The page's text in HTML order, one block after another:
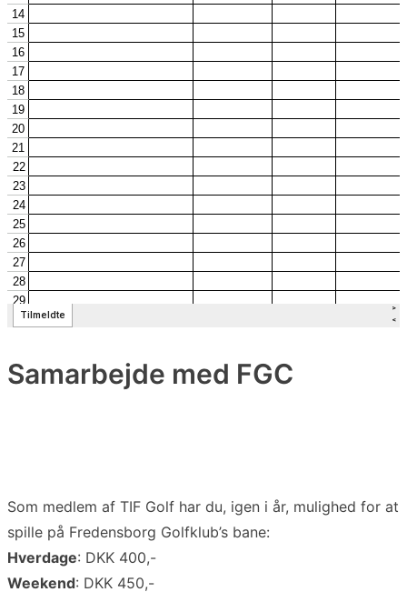
Samarbejde med FGC
Som medlem af TIF Golf har du, igen i år, mulighed for at
spille på Fredensborg Golfklub’s bane:
Hverdage: DKK 400,-
Weekend: DKK 450,-